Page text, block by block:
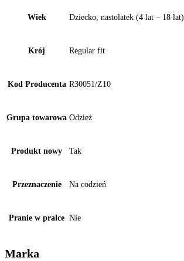
Wiek Dziecko, nastolatek (4 lat – 18 lat)
Krój Regular fit
Kod Producenta R30051/Z10
Grupa towarowa Odzież
Produkt nowy Tak
Przeznaczenie Na codzień
Pranie w pralce Nie
Marka